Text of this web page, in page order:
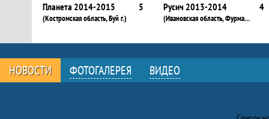
Планета 2014-2015
(Костромская область, Буй г.)
5 Русич 2013-2014
(Ивановская область, Фурманов г.)
4
НОВОСТИ ФОТОГАЛЕРЕЯ ВИДЕО